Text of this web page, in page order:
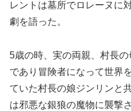
レントは墓所でロレーヌに
劇を語った。
5歳の時、実の両親、村長
であり冒険者になって世界
ていた村長の娘ジンリンと
は邪悪な銀狼の魔物に襲撃